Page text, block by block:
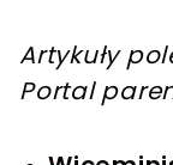
Artykuły
Portal